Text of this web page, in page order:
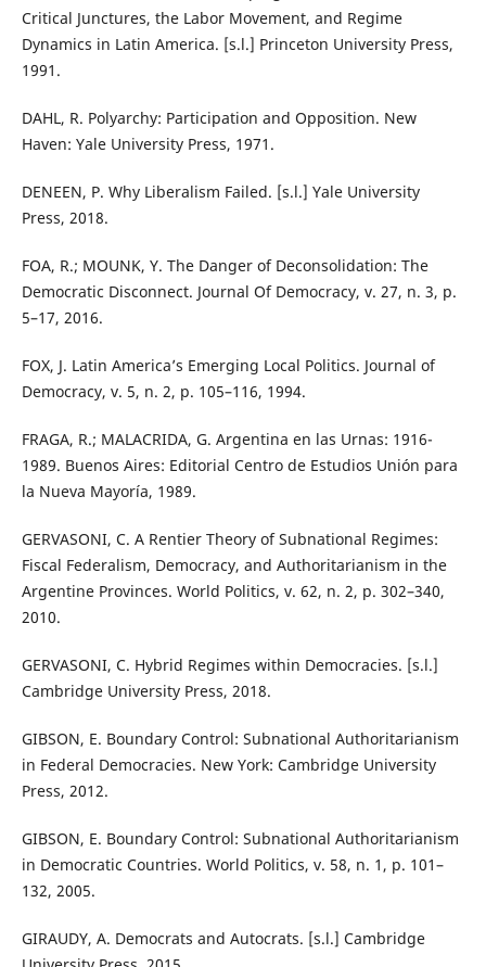
Critical Junctures, the Labor Movement, and Regime
Dynamics in Latin America. [s.l.] Princeton University Press,
1991.
DAHL, R. Polyarchy: Participation and Opposition. New
Haven: Yale University Press, 1971.
DENEEN, P. Why Liberalism Failed. [s.l.] Yale University
Press, 2018.
FOA, R.; MOUNK, Y. The Danger of Deconsolidation: The
Democratic Disconnect. Journal Of Democracy, v. 27, n. 3, p.
5–17, 2016.
FOX, J. Latin America’s Emerging Local Politics. Journal of
Democracy, v. 5, n. 2, p. 105–116, 1994.
FRAGA, R.; MALACRIDA, G. Argentina en las Urnas: 1916-
1989. Buenos Aires: Editorial Centro de Estudios Unión para
la Nueva Mayoría, 1989.
GERVASONI, C. A Rentier Theory of Subnational Regimes:
Fiscal Federalism, Democracy, and Authoritarianism in the
Argentine Provinces. World Politics, v. 62, n. 2, p. 302–340,
2010.
GERVASONI, C. Hybrid Regimes within Democracies. [s.l.]
Cambridge University Press, 2018.
GIBSON, E. Boundary Control: Subnational Authoritarianism
in Federal Democracies. New York: Cambridge University
Press, 2012.
GIBSON, E. Boundary Control: Subnational Authoritarianism
in Democratic Countries. World Politics, v. 58, n. 1, p. 101–
132, 2005.
GIRAUDY, A. Democrats and Autocrats. [s.l.] Cambridge